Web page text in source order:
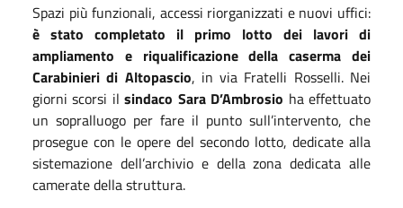
Spazi più funzionali, accessi riorganizzati e nuovi uffici:
è stato completato il primo lotto dei lavori di
ampliamento e riqualificazione della caserma dei
Carabinieri di Altopascio, in via Fratelli Rosselli. Nei
giorni scorsi ilsindaco Sara D’Ambrosio ha effettuato
un sopralluogo per fare il punto sull’intervento, che
prosegue con le opere del secondo lotto, dedicate alla
sistemazione dell’archivio e della zona dedicata alle
camerate della struttura.